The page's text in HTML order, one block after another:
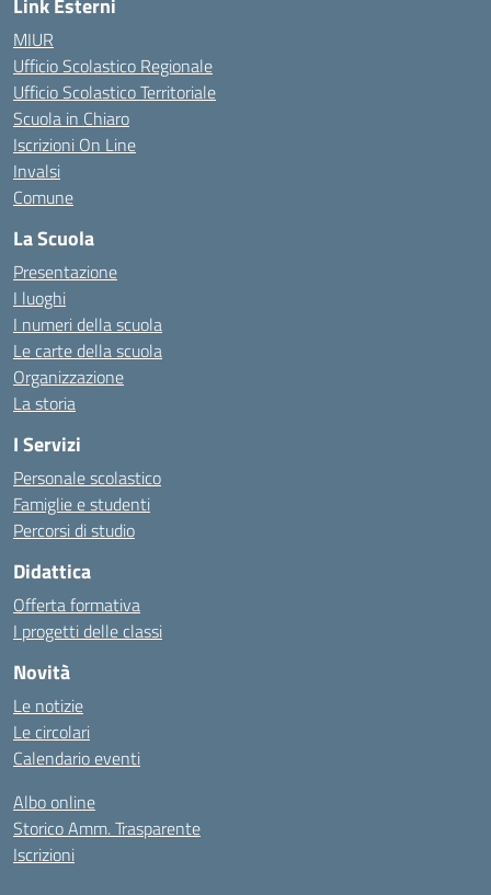
Link Esterni
MIUR
Ufficio Scolastico Regionale
Ufficio Scolastico Territoriale
Scuola in Chiaro
Iscrizioni On Line
Invalsi
Comune
La Scuola
Presentazione
I luoghi
I numeri della scuola
Le carte della scuola
Organizzazione
La storia
I Servizi
Personale scolastico
Famiglie e studenti
Percorsi di studio
Didattica
Offerta formativa
I progetti delle classi
Novità
Le notizie
Le circolari
Calendario eventi
Albo online
Storico Amm. Trasparente
Iscrizioni